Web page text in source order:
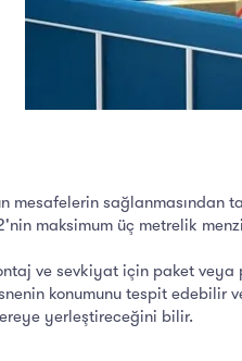
mesafelerin
maksimum üç metrelik
ve sevkiyat için paket
konumunu tespit
yerleştireceğini bilir.